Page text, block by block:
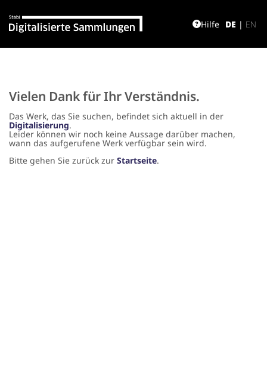
DE | EN
Hilfe
Vielen Dank für Ihr Verständnis.
Das Werk, das Sie suchen, befindet sich aktuell in der
Digitalisierung.
Leider können wir noch keine Aussage darüber machen,
wann das aufgerufene Werk verfügbar sein wird.
Bitte gehen Sie zurück zur Startseite.